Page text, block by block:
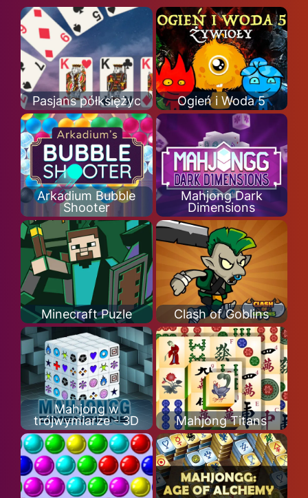
Pasjans półksiężyc Ogień i Woda 5
Arkadium Bubble
Shooter
Mahjong Dark
Dimensions
Minecraft Puzle Clash of Goblins
Mahjong w
trójwymiarze - 3D
Mahjong Titans